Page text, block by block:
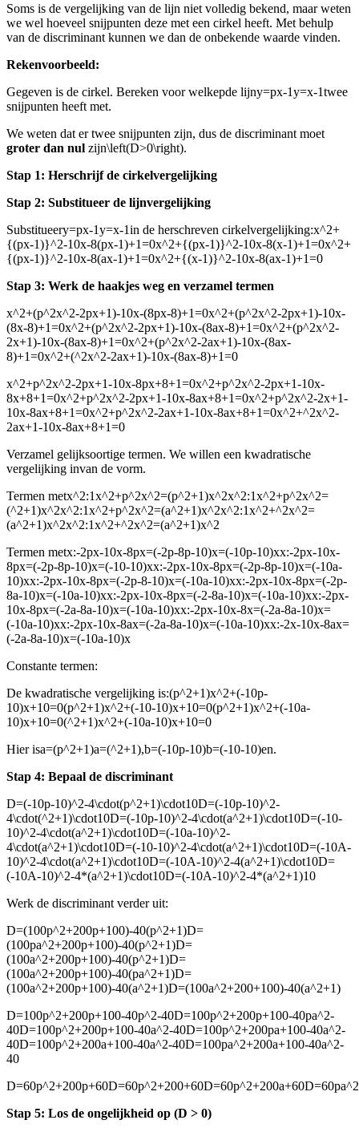
Soms is de vergelijking van de lijn niet volledig bekend, maar weten
we wel hoeveel snijpunten deze met een cirkel heeft. Met behulp
van de discriminant kunnen we dan de onbekende waarde vinden.
Rekenvoorbeeld:
Gegeven is de cirkel. Bereken voor welkepde lijny=px-1y=x-1twee
snijpunten heeft met.
We weten dat er twee snijpunten zijn, dus de discriminant moet
groter dan nul zijn\left(D>0\right).
Stap 1: Herschrijf de cirkelvergelijking
Stap 2: Substitueer de lijnvergelijking
Substitueery=px-1y=x-1in de herschreven cirkelvergelijking:x^2+
{(px-1)}^2-10x-8(px-1)+1=0x^2+{(px-1)}^2-10x-8(x-1)+1=0x^2+
{(px-1)}^2-10x-8(ax-1)+1=0x^2+{(x-1)}^2-10x-8(ax-1)+1=0
Stap 3: Werk de haakjes weg en verzamel termen
x^2+(p^2x^2-2px+1)-10x-(8px-8)+1=0x^2+(p^2x^2-2px+1)-10x-
(8x-8)+1=0x^2+(p^2x^2-2px+1)-10x-(8ax-8)+1=0x^2+(p^2x^2-
2x+1)-10x-(8ax-8)+1=0x^2+(p^2x^2-2ax+1)-10x-(8ax-
8)+1=0x^2+(^2x^2-2ax+1)-10x-(8ax-8)+1=0
x^2+p^2x^2-2px+1-10x-8px+8+1=0x^2+p^2x^2-2px+1-10x-
8x+8+1=0x^2+p^2x^2-2px+1-10x-8ax+8+1=0x^2+p^2x^2-2x+1-
10x-8ax+8+1=0x^2+p^2x^2-2ax+1-10x-8ax+8+1=0x^2+^2x^2-
2ax+1-10x-8ax+8+1=0
Verzamel gelijksoortige termen. We willen een kwadratische
vergelijking invan de vorm.
Termen metx^2:1x^2+p^2x^2=(p^2+1)x^2x^2:1x^2+p^2x^2=
(^2+1)x^2x^2:1x^2+p^2x^2=(a^2+1)x^2x^2:1x^2+^2x^2=
(a^2+1)x^2x^2:1x^2+^2x^2=(a^2+1)x^2
Termen metx:-2px-10x-8px=(-2p-8p-10)x=(-10p-10)xx:-2px-10x-
8px=(-2p-8p-10)x=(-10-10)xx:-2px-10x-8px=(-2p-8p-10)x=(-10a-
10)xx:-2px-10x-8px=(-2p-8-10)x=(-10a-10)xx:-2px-10x-8px=(-2p-
8a-10)x=(-10a-10)xx:-2px-10x-8px=(-2-8a-10)x=(-10a-10)xx:-2px-
10x-8px=(-2a-8a-10)x=(-10a-10)xx:-2px-10x-8x=(-2a-8a-10)x=
(-10a-10)xx:-2px-10x-8ax=(-2a-8a-10)x=(-10a-10)xx:-2x-10x-8ax=
(-2a-8a-10)x=(-10a-10)x
Constante termen:
De kwadratische vergelijking is:(p^2+1)x^2+(-10p-
10)x+10=0(p^2+1)x^2+(-10-10)x+10=0(p^2+1)x^2+(-10a-
10)x+10=0(^2+1)x^2+(-10a-10)x+10=0
Hier isa=(p^2+1)a=(^2+1),b=(-10p-10)b=(-10-10)en.
Stap 4: Bepaal de discriminant
D=(-10p-10)^2-4\cdot(p^2+1)\cdot10D=(-10p-10)^2-
4\cdot(^2+1)\cdot10D=(-10p-10)^2-4\cdot(a^2+1)\cdot10D=(-10-
10)^2-4\cdot(a^2+1)\cdot10D=(-10a-10)^2-
4\cdot(a^2+1)\cdot10D=(-10-10)^2-4\cdot(a^2+1)\cdot10D=(-10A-
10)^2-4\cdot(a^2+1)\cdot10D=(-10A-10)^2-4(a^2+1)\cdot10D=
(-10A-10)^2-4*(a^2+1)\cdot10D=(-10A-10)^2-4*(a^2+1)10
Werk de discriminant verder uit:
D=(100p^2+200p+100)-40(p^2+1)D=
(100pa^2+200p+100)-40(p^2+1)D=
(100a^2+200p+100)-40(p^2+1)D=
(100a^2+200p+100)-40(pa^2+1)D=
(100a^2+200p+100)-40(a^2+1)D=(100a^2+200+100)-40(a^2+1)
D=100p^2+200p+100-40p^2-40D=100p^2+200p+100-40pa^2-
40D=100p^2+200p+100-40a^2-40D=100p^2+200pa+100-40a^2-
40D=100p^2+200a+100-40a^2-40D=100pa^2+200a+100-40a^2-
40
Stap 5: Los de ongelijkheid op (D > 0)